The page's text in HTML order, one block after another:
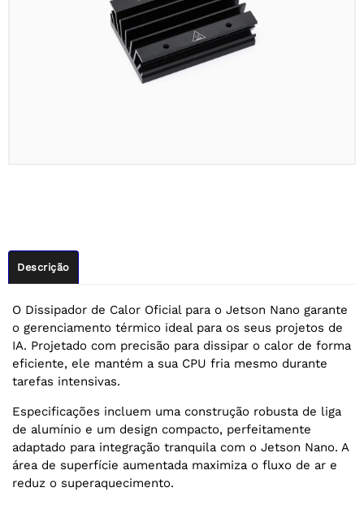
Descrição
O Dissipador de Calor Oficial para o Jetson Nano garante
o gerenciamento térmico ideal para os seus projetos de
IA. Projetado com precisão para dissipar o calor de forma
eficiente, ele mantém a sua CPU fria mesmo durante
tarefas intensivas.
Especificações incluem uma construção robusta de liga
de alumínio e um design compacto, perfeitamente
adaptado para integração tranquila com o Jetson Nano. A
área de superfície aumentada maximiza o fluxo de ar e
reduz o superaquecimento.